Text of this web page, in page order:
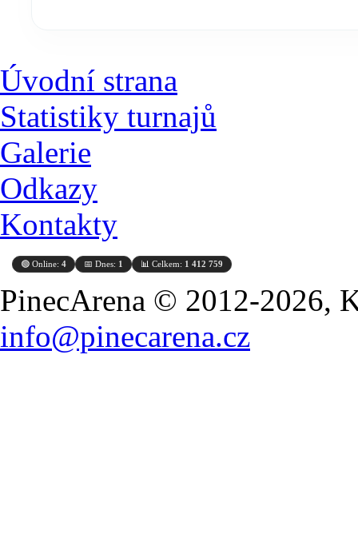
Úvodní strana
Statistiky turnajů
Galerie
Odkazy
Kontakty
🟢 Online: 4 📅 Dnes: 1 📊 Celkem: 1 412 759
PinecArena © 2012-2026,
info@pinecarena.cz